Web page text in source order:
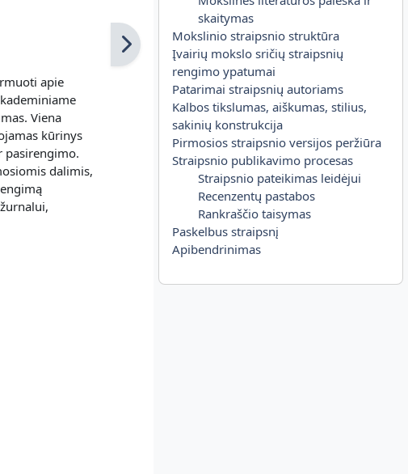
skaitymas
Mokslinio straipsnio struktūra
Įvairių mokslo sričių straipsnių
rengimo ypatumai
Patarimai straipsnių autoriams
Kalbos tikslumas, aiškumas, stilius,
sakinių konstrukcija
Pirmosios straipsnio versijos peržiūra
Straipsnio publikavimo procesas
Straipsnio pateikimas leidėjui
Recenzentų pastabos
Rankraščio taisymas
Paskelbus straipsnį
Apibendrinimas
apie
Viena
kūrinys
pasirengimo.
dalimis,